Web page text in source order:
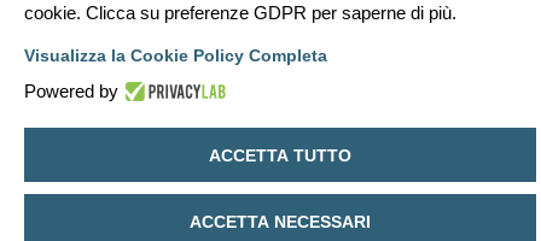
cookie. Clicca su preferenze GDPR per saperne di più.
Visualizza la Cookie Policy Completa
Powered by
ACCETTA TUTTO
ACCETTA NECESSARI